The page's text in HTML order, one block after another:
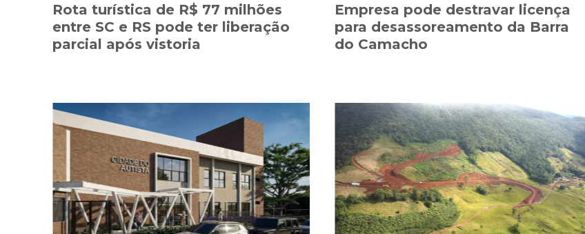
Rota turística de R$ 77 milhões
entre SC e RS pode ter liberação
parcial após vistoria
Empresa pode destravar licença
para desassoreamento da Barra
do Camacho